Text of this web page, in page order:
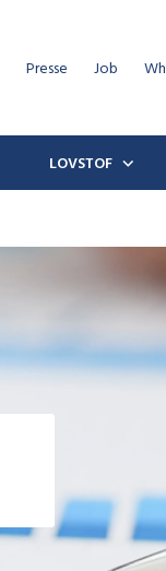
Presse Job
LOVSTOF